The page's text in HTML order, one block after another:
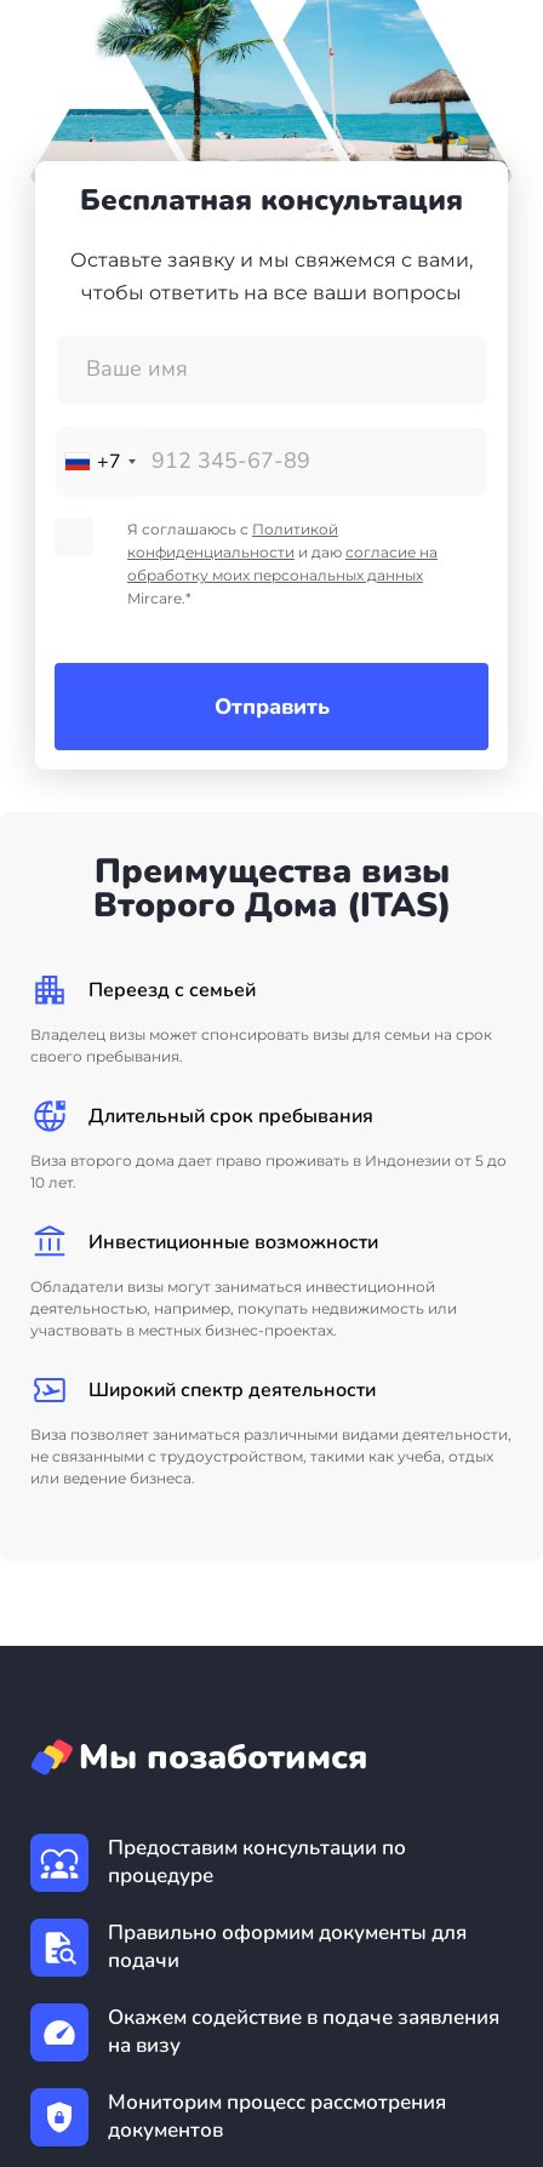
Бесплатная консультация
Оставьте заявку и мы свяжемся с вами,
чтобы ответить на все ваши вопросы
+7
Я соглашаюсь с Политикой
конфиденциальности и даю согласие на
обработку моих персональных данных
Mircare.*
Отправить
Преимущества визы
Второго Дома (ITAS)
Переезд с семьей
Владелец визы может спонсировать визы для семьи на срок
своего пребывания.
Длительный срок пребывания
Виза второго дома дает право проживать в Индонезии от 5 до
10 лет.
Инвестиционные возможности
Обладатели визы могут заниматься инвестиционной
деятельностью, например, покупать недвижимость или
участвовать в местных бизнес-проектах.
Широкий спектр деятельности
Виза позволяет заниматься различными видами деятельности,
не связанными с трудоустройством, такими как учеба, отдых
или ведение бизнеса.
Мы позаботимся
Предоставим консультации по
процедуре
Правильно оформим документы для
подачи
Окажем содействие в подаче заявления
на визу
Мониторим процесс рассмотрения
документов
+7(499)938-68-05
Whatsapp Telegram
Дания
Словакия
Америка
Аргентина
Канада
+7(499)938-68-05